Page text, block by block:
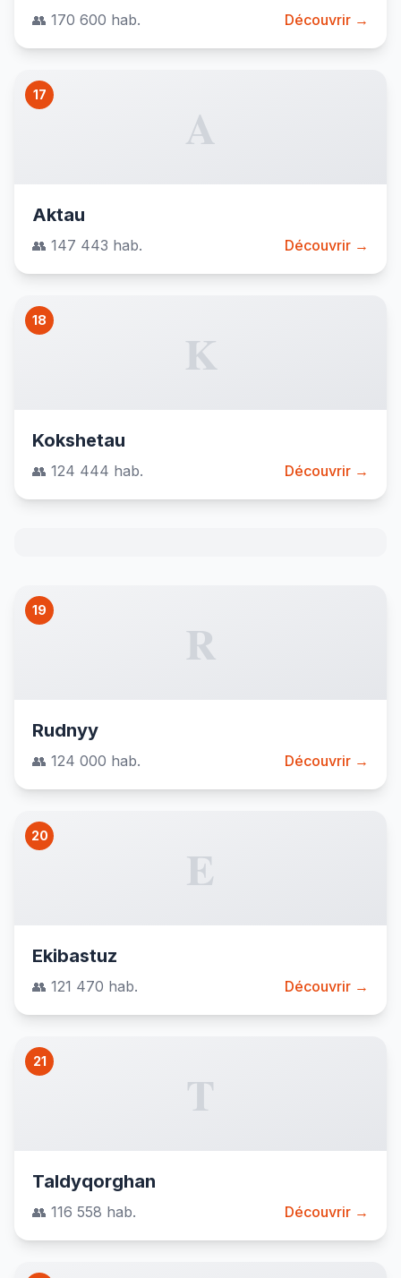
👥 170 600 hab. Découvrir →
17
A
Aktau
👥 147 443 hab. Découvrir →
18
K
Kokshetau
👥 124 444 hab. Découvrir →
19
R
Rudnyy
👥 124 000 hab. Découvrir →
20
E
Ekibastuz
👥 121 470 hab. Découvrir →
21
T
Taldyqorghan
👥 116 558 hab. Découvrir →